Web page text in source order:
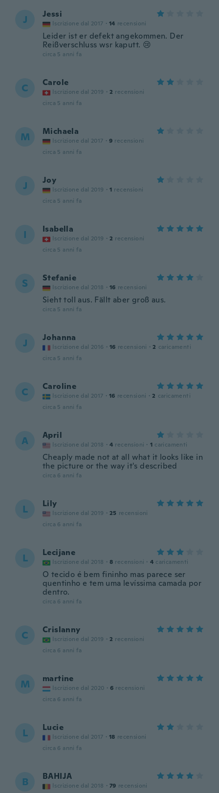
J Jessi
Iscrizione dal 2017 · 14 recensioni
Leider ist er defekt angekommen. Der
Reißverschluss wsr kaputt. 😢
circa 5 anni fa
C Carole
Iscrizione dal 2019 · 2 recensioni
circa 5 anni fa
M Michaela
Iscrizione dal 2017 · 9 recensioni
circa 5 anni fa
J Joy
Iscrizione dal 2019 · 1 recensioni
circa 5 anni fa
I Isabella
Iscrizione dal 2019 · 2 recensioni
circa 5 anni fa
S Stefanie
Iscrizione dal 2018 · 16 recensioni
Sieht toll aus. Fällt aber groß aus.
circa 5 anni fa
J Johanna
Iscrizione dal 2016 · 16 recensioni · 2 caricamenti
circa 5 anni fa
C Caroline
Iscrizione dal 2017 · 16 recensioni · 2 caricamenti
circa 5 anni fa
A April
Iscrizione dal 2018 · 4 recensioni · 1 caricamenti
Cheaply made not at all what it looks like in
the picture or the way it's described
circa 6 anni fa
L Lily
Iscrizione dal 2019 · 25 recensioni
circa 6 anni fa
L Lecijane
Iscrizione dal 2018 · 8 recensioni · 4 caricamenti
O tecido é bem fininho mas parece ser
quentinho e tem uma levíssima camada por
dentro.
circa 6 anni fa
C Crislanny
Iscrizione dal 2019 · 2 recensioni
circa 6 anni fa
M martine
Iscrizione dal 2020 · 6 recensioni
circa 6 anni fa
L Lucie
Iscrizione dal 2017 · 18 recensioni
circa 6 anni fa
B BAHIJA
Iscrizione dal 2018 · 79 recensioni